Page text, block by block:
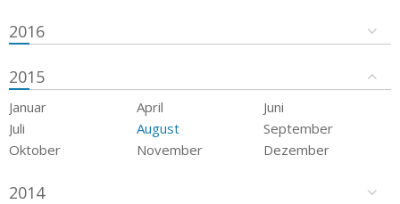
2016
2015
Januar April
Juni
Juli
August
September
Oktober
November Dezember
2014